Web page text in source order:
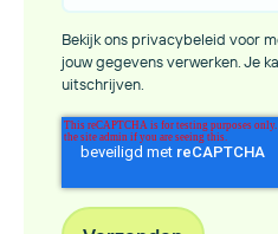
Bekijk ons privacybeleid voor
jouw gegevens verwerken. Je
uitschrijven.